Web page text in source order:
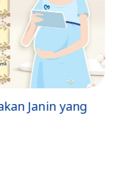
Dalam Perut